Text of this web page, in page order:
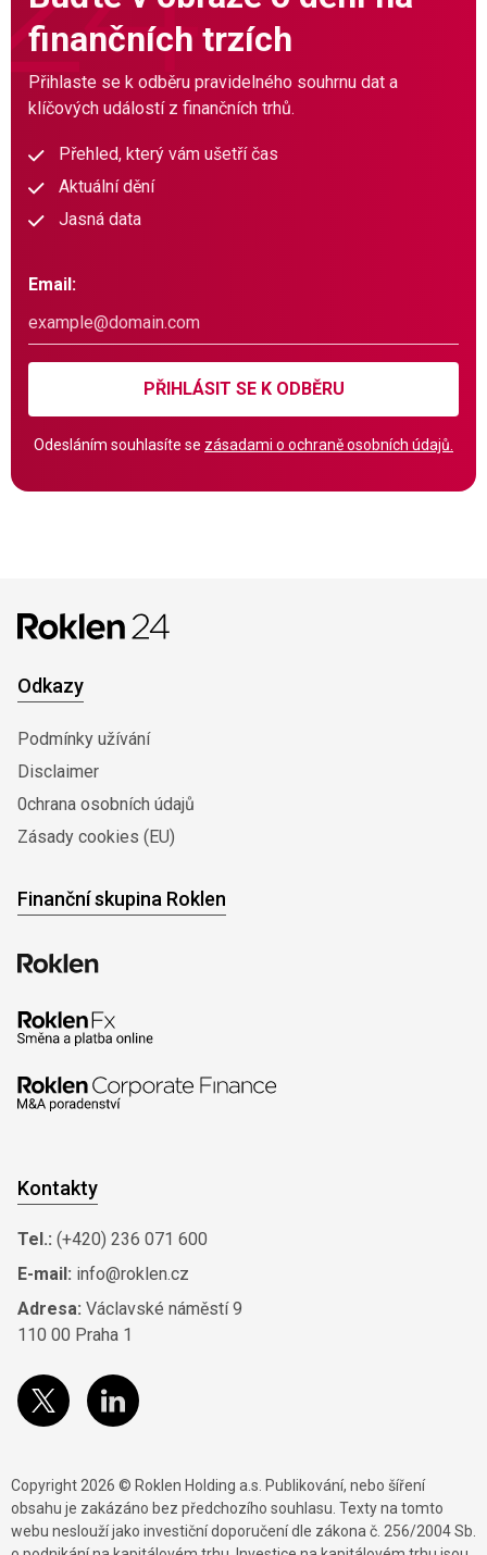
finančních trzích
Přihlaste se k odběru pravidelného souhrnu dat a
klíčových událostí z finančních trhů.
Přehled, který vám ušetří čas
Aktuální dění
Jasná data
Email:
PŘIHLÁSIT SE K ODBĚRU
Odesláním souhlasíte se zásadami o ochraně osobních údajů.
Odkazy
Podmínky užívání
Disclaimer
0chrana osobních údajů
Zásady cookies (EU)
Finanční skupina Roklen
Kontakty
Tel.: (+420) 236 071 600
E-mail: info@roklen.cz
Adresa: Václavské náměstí 9
110 00 Praha 1
Copyright 2026 © Roklen Holding a.s. Publikování, nebo šíření
obsahu je zakázáno bez předchozího souhlasu. Texty na tomto
webu neslouží jako investiční doporučení dle zákona č. 256/2004 Sb.